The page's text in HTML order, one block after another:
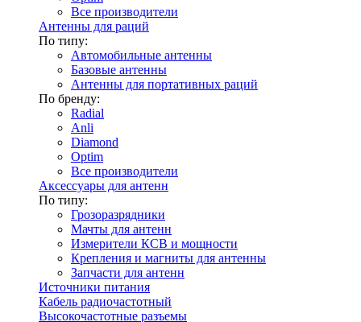
Все производители
Антенны для раций
По типу:
Автомобильные антенны
Базовые антенны
Антенны для портативных раций
По бренду:
Radial
Anli
Diamond
Optim
Все производители
Аксессуары для антенн
По типу:
Грозоразрядники
Мачты для антенн
Измерители КСВ и мощности
Крепления и магниты для антенны
Запчасти для антенн
Источники питания
Кабель радиочастотный
Высокочастотные разъемы